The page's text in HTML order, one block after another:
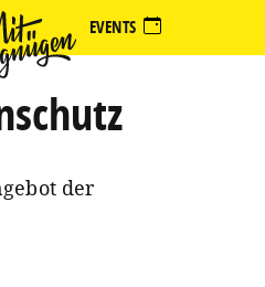
EVENTS
der